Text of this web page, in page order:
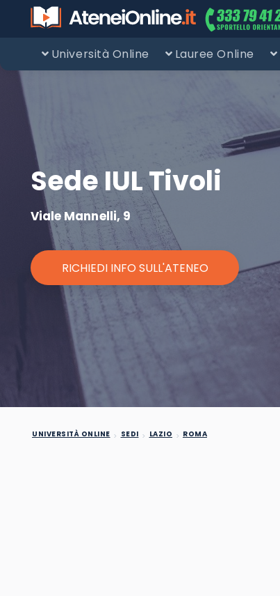
Università Online Lauree Online
Sede IUL Tivoli
Viale Mannelli, 9
RICHIEDI INFO SULL'ATENEO
UNIVERSITÀ ONLINE SEDI LAZIO ROMA